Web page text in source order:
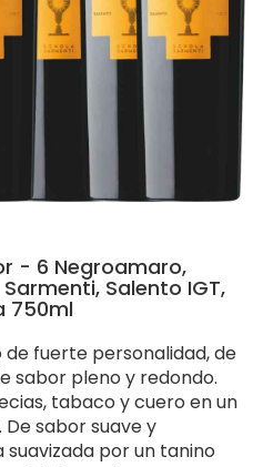
- 6 Negroamaro,
Salento IGT,
750ml
de fuerte personalidad, de
sabor pleno y redondo.
tabaco y cuero en un
sabor suave y
por un tanino